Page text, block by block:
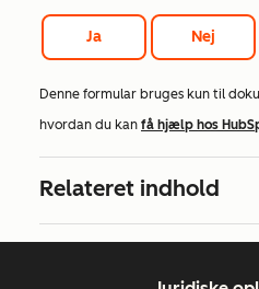
Ja Nej
Denne formular bruges kun til
hvordan du kan få hjælp hos
Relateret indhold